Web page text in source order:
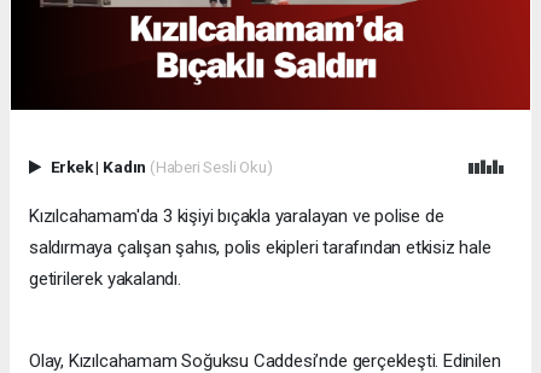
Erkek| Kadın (Haberi Sesli Oku)
Kızılcahamam'da 3 kişiyi bıçakla yaralayan ve polise de
saldırmaya çalışan şahıs, polis ekipleri tarafından etkisiz hale
getirilerek yakalandı.
Olay, Kızılcahamam Soğuksu Caddesi’nde gerçekleşti. Edinilen